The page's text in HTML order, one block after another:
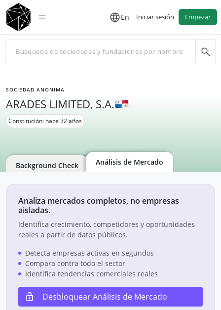
En Iniciar sesión Empezar
SOCIEDAD ANONIMA
ARADES LIMITED, S.A.
Constitución: hace 32 años
Background Check Análisis de Mercado
Analiza mercados completos, no empresas
aisladas.
Identifica crecimiento, competidores y oportunidades
reales a partir de datos públicos.
Detecta empresas activas en segundos
Compara contra todo el sector
Identifica tendencias comerciales reales
Desbloquear Análisis de Mercado